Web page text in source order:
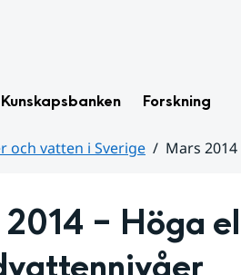
Kunskapsbanken Forskning
och vatten i Sverige
Mars
– Höga